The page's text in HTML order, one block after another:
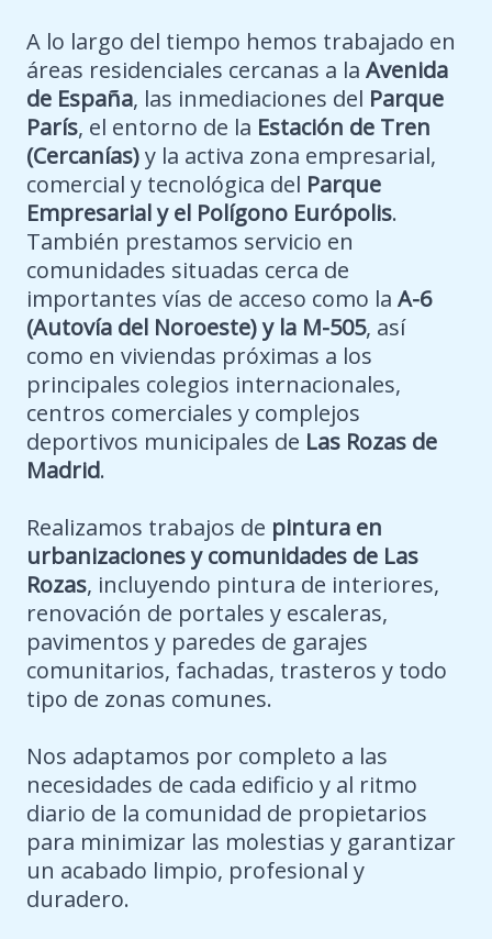
A lo largo del tiempo hemos trabajado en
áreas residenciales cercanas a la Avenida
de España, las inmediaciones del Parque
París, el entorno de la Estación de Tren
(Cercanías)y la activa zona empresarial,
comercial y tecnológica del Parque
Empresarial y el Polígono Európolis.
También prestamos servicio en
comunidades situadas cerca de
importantes vías de acceso como la A-6
(Autovía del Noroeste) y la M-505, así
como en viviendas próximas a los
principales colegios internacionales,
centros comerciales y complejos
deportivos municipales de Las Rozas de
Madrid.
Realizamos trabajos de pintura en
urbanizaciones y comunidades de Las
Rozas, incluyendo pintura de interiores,
renovación de portales y escaleras,
pavimentos y paredes de garajes
comunitarios, fachadas, trasteros y todo
tipo de zonas comunes.
Nos adaptamos por completo a las
necesidades de cada edificio y al ritmo
diario de la comunidad de propietarios
para minimizar las molestias y garantizar
un acabado limpio, profesional y
duradero.